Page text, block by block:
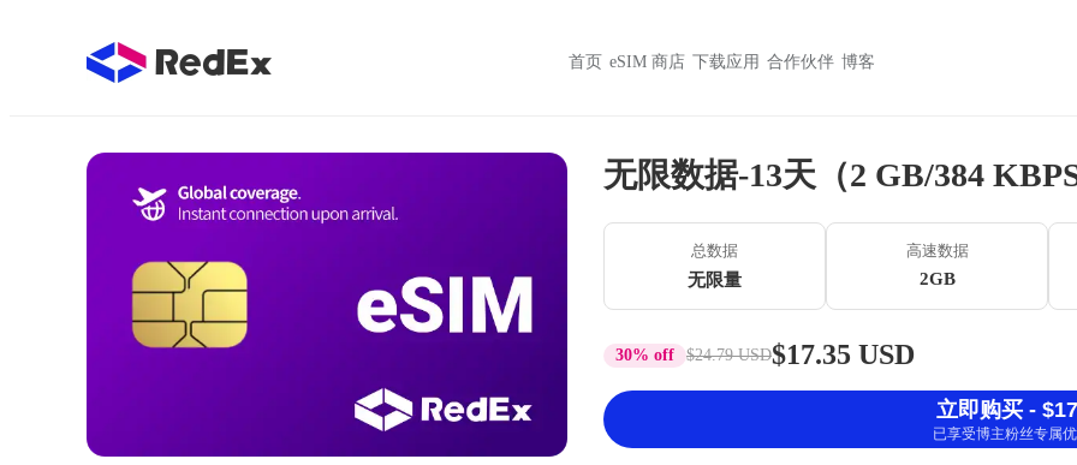
首页 eSIM 商店 下载应用 合作伙伴 博客
无限数据-13天（2 GB/384 KBPS
总数据
无限量
高速数据
2GB
30% off $24.79 USD$17.35 USD
立即购买 -
已享受博主粉丝专属